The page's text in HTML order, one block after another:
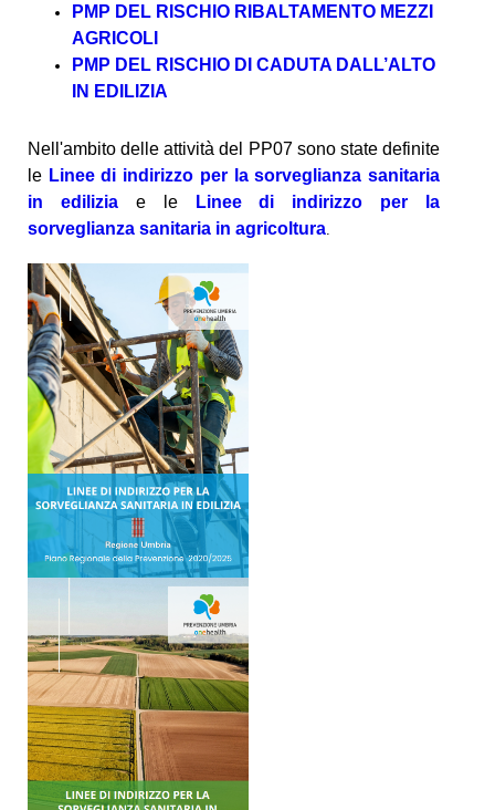
PMP DEL RISCHIO RIBALTAMENTO MEZZI
AGRICOLI
PMP DEL RISCHIO DI CADUTA DALL’ALTO
IN EDILIZIA
Nell'ambito delle attività del PP07 sono state definite
le Linee di indirizzo per la sorveglianza sanitaria
in edilizia
e le
Linee di indirizzo per la
sorveglianza sanitaria in agricoltura